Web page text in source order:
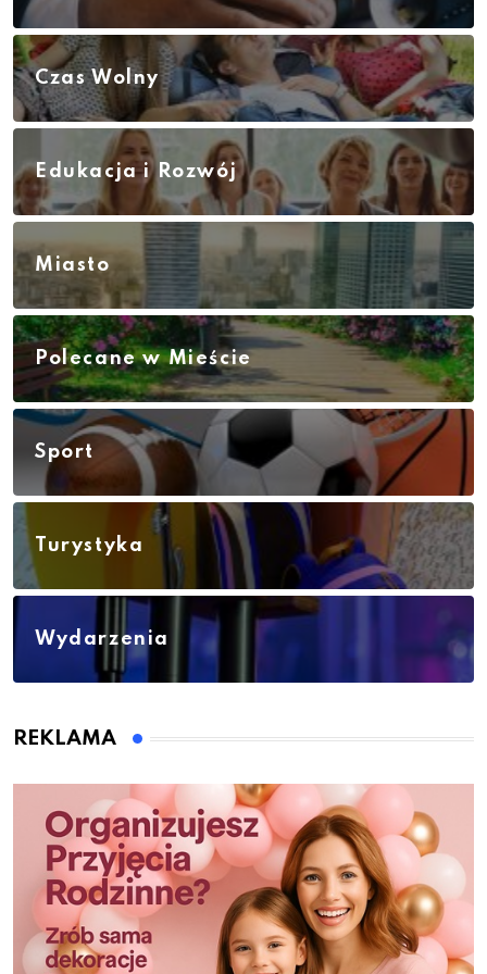
Czas Wolny
Edukacja i Rozwój
Miasto
Polecane w Mieście
Sport
Turystyka
Wydarzenia
REKLAMA